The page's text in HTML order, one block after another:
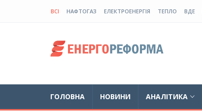
ВСІ НАФТОГАЗ ЕЛЕКТРОЕНЕРГІЯ ТЕПЛО ВДЕ
ГОЛОВНА НОВИНИ АНАЛІТИКА